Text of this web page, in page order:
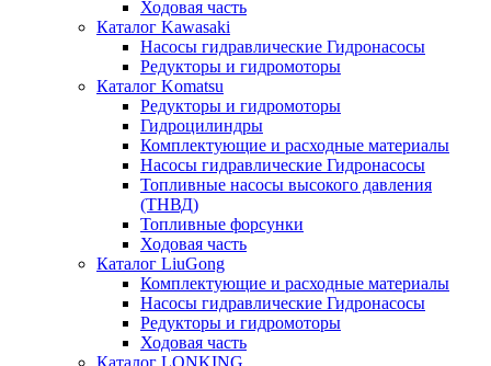
Ходовая часть
Каталог Kawasaki
Насосы гидравлические Гидронасосы
Редукторы и гидромоторы
Каталог Komatsu
Редукторы и гидромоторы
Гидроцилиндры
Комплектующие и расходные материалы
Насосы гидравлические Гидронасосы
Топливные насосы высокого давления
(ТНВД)
Топливные форсунки
Ходовая часть
Каталог LiuGong
Комплектующие и расходные материалы
Насосы гидравлические Гидронасосы
Редукторы и гидромоторы
Ходовая часть
Каталог LONKING